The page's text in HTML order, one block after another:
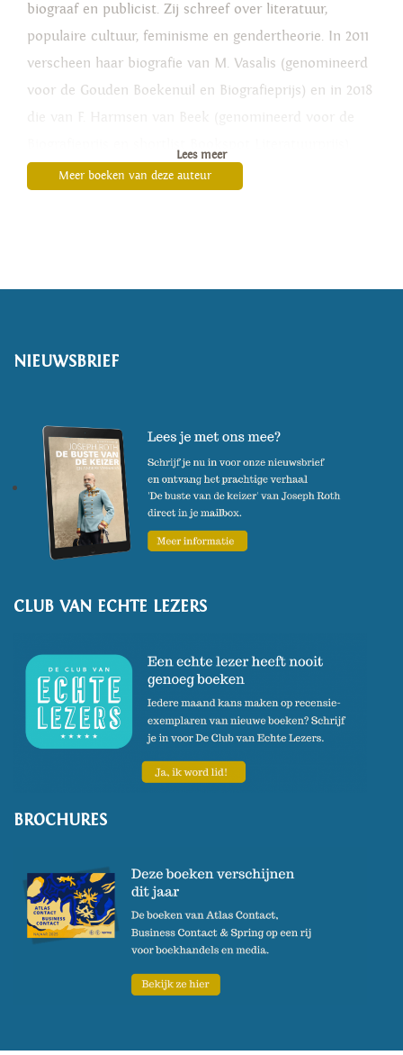
biograaf en publicist. Zij schreef over literatuur,
populaire cultuur, feminisme en gendertheorie. In 2011
verscheen haar biografie van M. Vasalis (genomineerd
voor de Gouden Boekenuil en Biografieprijs) en in 2018
Lees meer
Meer boeken van deze auteur
NIEUWSBRIEF
CLUB VAN ECHTE LEZERS
BROCHURES